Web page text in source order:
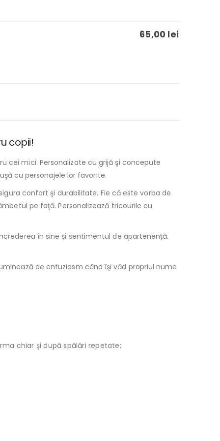
65,00 lei
copii!
cei mici. Personalizate cu grijă şi concepute
cu personajele lor favorite.
confort şi durabilitate. Fie că este vorba de
pe faţă. Personalizează tricourile cu
în sine și sentimentul de apartenență.
de entuziasm când îşi văd propriul nume
chiar şi după spălări repetate;